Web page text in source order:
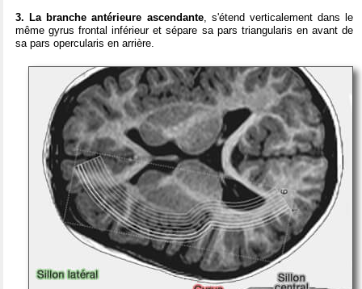
3. La branche antérieure ascendante, s'étend verticalement dans le
même gyrus frontal inférieur et sépare sa pars triangularis en avant de
sa pars opercularis en arrière.